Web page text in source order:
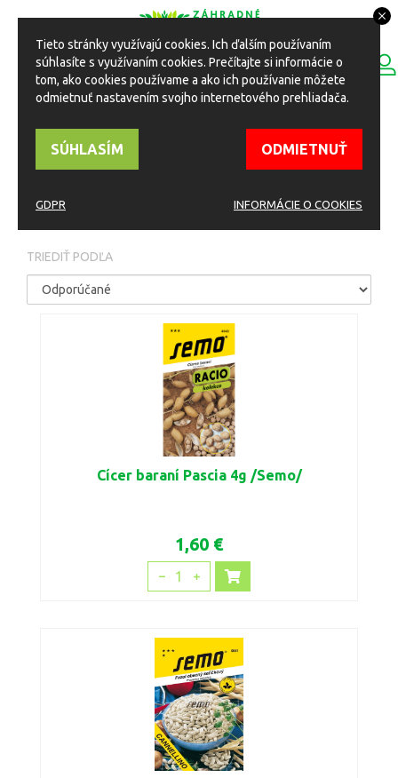
Toggle
navigation
ESHOP
OSIVÁ STRUKOVÁ
ZELENINA
TRIEDIŤ PODĽA
Cícer baraní Pascia 4g /Semo/
1,60 €
1
Tieto stránky využívajú cookies. Ich ďalším používaním
súhlasíte s využívaním cookies. Prečítajte si informácie o
tom, ako cookies používame a ako ich používanie môžete
odmietnuť nastavením svojho internetového prehliadača.
SÚHLASÍM ODMIETNUŤ
GDPR INFORMÁCIE O COOKIES